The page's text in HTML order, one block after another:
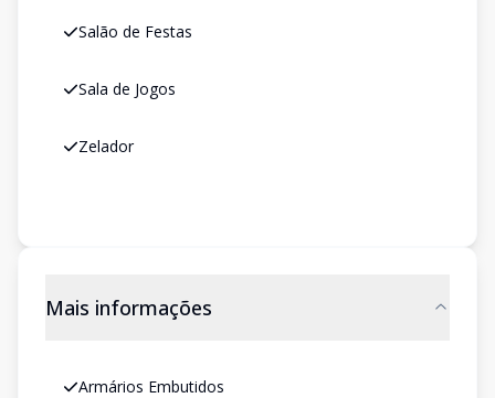
Salão de Festas
Sala de Jogos
Zelador
Mais informações
Armários Embutidos